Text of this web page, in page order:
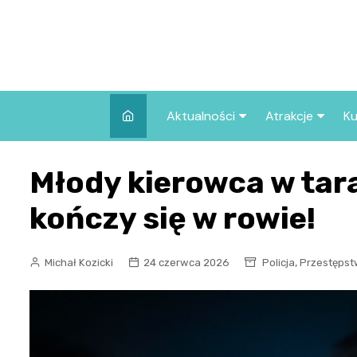
Aktualności
Wszystkie wpisy
Atrakcje
we Wrocławiu
Co warto
Wrocławiu?
Młody kierowca w
kończy się w rowie!
Michał Kozicki 24 czerwca 2026 Policja,